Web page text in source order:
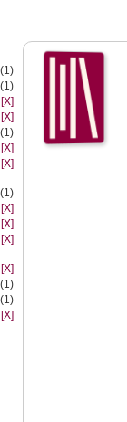
(1)
(1)
[X]
[X]
(1)
[X]
[X]
(1)
[X]
[X]
[X]
[X]
(1)
(1)
[X]